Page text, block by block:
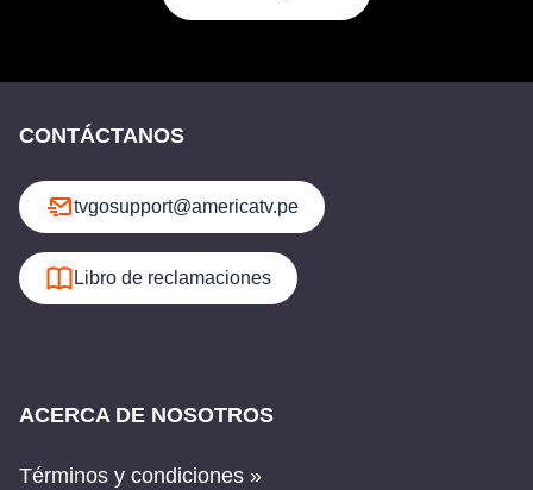
CONTÁCTANOS
tvgosupport@americatv.pe
Libro de reclamaciones
ACERCA DE NOSOTROS
Términos y condiciones »